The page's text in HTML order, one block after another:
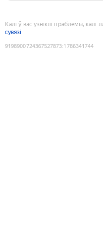
Калі ў вас узніклі праблемы, калі
сувязі
9198900724367527873:1786341744